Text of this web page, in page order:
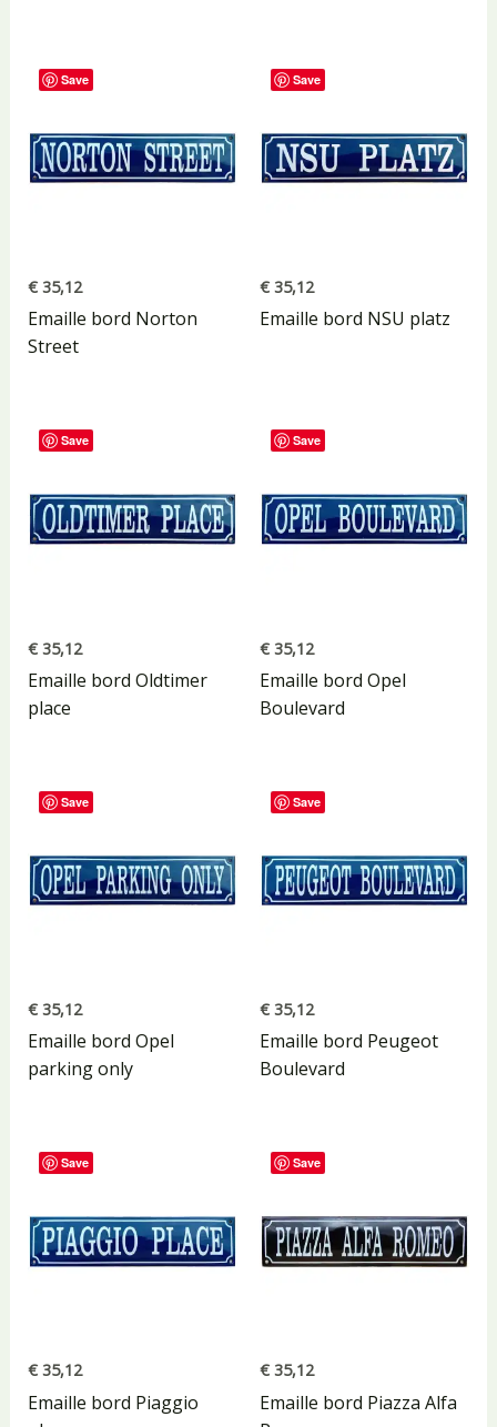
Save
€35,12
Emaille bord Norton
Street
Save
€ 35,12
Emaille bord NSU platz
Save
€35,12
Emaille bord Oldtimer
place
Save
€ 35,12
Emaille bord Opel
Boulevard
Save
€35,12
Emaille bord Opel
parking only
Save
€ 35,12
Emaille bord Peugeot
Boulevard
Save
€35,12
Emaille bord Piaggio
Save
€ 35,12
Emaille bord Piazza Alfa